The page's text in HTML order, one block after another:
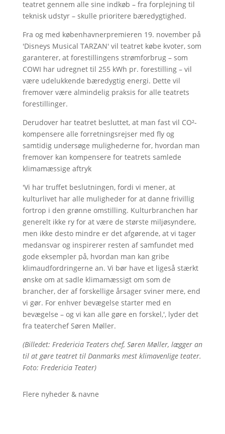
teatret gennem alle sine indkøb – fra forplejning til
teknisk udstyr – skulle prioritere bæredygtighed.
Fra og med københavnerpremieren 19. november på
'Disneys Musical TARZAN' vil teatret købe kvoter, som
garanterer, at forestillingens strømforbrug – som
COWI har udregnet til 255 kWh pr. forestilling – vil
være udelukkende bæredygtig energi. Dette vil
fremover være almindelig praksis for alle teatrets
forestillinger.
Derudover har teatret besluttet, at man fast vil CO²-
kompensere alle forretningsrejser med fly og
samtidig undersøge mulighederne for, hvordan man
fremover kan kompensere for teatrets samlede
klimamæssige aftryk
'Vi har truffet beslutningen, fordi vi mener, at
kulturlivet har alle muligheder for at danne frivillig
fortrop i den grønne omstilling. Kulturbranchen har
generelt ikke ry for at være de største miljøsyndere,
men ikke desto mindre er det afgørende, at vi tager
medansvar og inspirerer resten af samfundet med
gode eksempler på, hvordan man kan gribe
klimaudfordringerne an. Vi bør have et ligeså stærkt
ønske om at sadle klimamæssigt om som de
brancher, der af forskellige årsager sviner mere, end
vi gør. For enhver bevægelse starter med en
bevægelse – og vi kan alle gøre en forskel,', lyder det
fra teaterchef Søren Møller.
(Billedet: Fredericia Teaters chef, Søren Møller, lægger an
til at gøre teatret til Danmarks mest klimavenlige teater.
Foto: Fredericia Teater)
Flere nyheder & navne